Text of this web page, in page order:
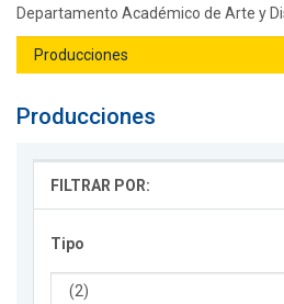
Departamento Académico de Arte y
Producciones
FILTRAR POR:
Tipo